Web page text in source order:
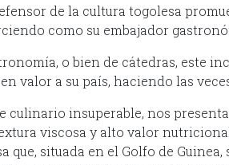
de la cultura togolesa
como su embajador
o bien de cátedras, este
valor a su país, haciendo las
culinario insuperable, nos
viscosa y alto valor
que, situada en el Golfo de